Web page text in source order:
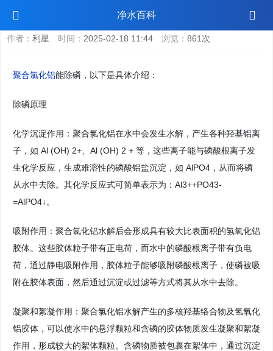
净水百科
聚合氯化铝能除磷吗
作者： 利星 时间： 2025-02-18 11:44 浏览： 861次
聚合氯化铝能除磷，以下是具体介绍：
除磷原理
化学沉淀作用：聚合氯化铝在水中会发生水解，产生各种羟基铝离
子，如 Al (OH) 2+、Al (OH) 2 + 等，这些离子能与磷酸根离子发
生化学反应，生成难溶性的磷酸铝盐沉淀，如 AlPO4，从而将磷
从水中去除。其化学反应式可简单表示为：Al3++PO43-
=AlPO4↓。
吸附作用：聚合氯化铝水解后会形成具有较大比表面积的氢氧化铝
胶体。这些胶体粒子带有正电荷，而水中的磷酸根离子带有负电
荷，通过静电吸附作用，胶体粒子能够吸附磷酸根离子，使磷被吸
附在胶体表面，然后通过沉淀或过滤等方式将其从水中去除。
凝聚和絮凝作用：聚合氯化铝水解产生的多核羟基络合物及氢氧化
铝胶体，可以使水中的悬浮颗粒和含磷的胶体物质发生凝聚和絮凝
作用，形成较大的絮体颗粒。含磷物质被包裹在絮体中，通过沉淀